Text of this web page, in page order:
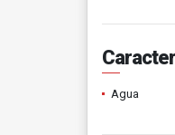
Agua